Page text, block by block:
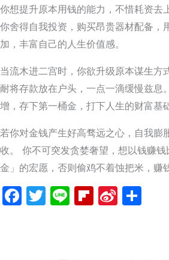
你想提升原本用钱的能力，不惜耗资去
你舍得自我投资，购买昂贵器材配备，
加，丰富自己的人生价值感。
当流木进二宫时，你欲升级原本谋生
耐将存款放在户头，一点一滴缓慢兹
增，存下第一桶金，打下人生的财富基础
若你对金钱产生好高骛远之心，自我膨
收。 你不可突发贪婪奢望，想以钱赚
金」的宏愿，否则偷鸡不着蚀把米，赚
Facebook
Twitter
LineFlipboard
Sina